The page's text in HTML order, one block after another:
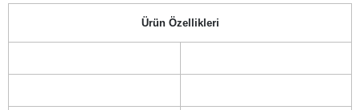
Ürün Özellikleri